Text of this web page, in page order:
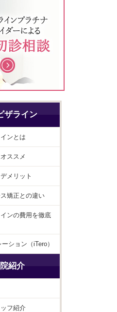
ザライン
ンとは
ススメ
メリット
矯正との違い
ンの費用を徹底
ション（iTero）
紹介
フ紹介